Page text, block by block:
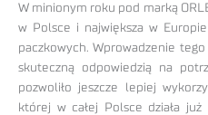
W minionym roku pod marką
w Polsce i największa w
paczkowych. Wprowadzenie
skuteczną odpowiedzią na
pozwoliło jeszcze lepiej
której w całej Polsce działa